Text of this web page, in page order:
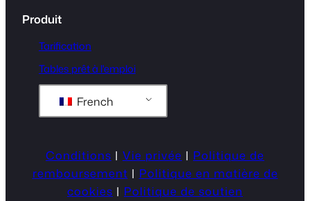
Produit
Tarification
Tables prêt à l'emploi
French
Conditions | Vie privée | Politique de
remboursement | Politique en matière de
cookies | Politique de soutien